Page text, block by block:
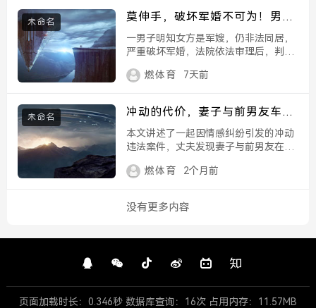
象破碎，等待在身后的往往不是鲜花与
掌声，而是冰冷...
未命名
莫伸手，破坏军婚不可为！男子
明知女方是军嫂仍同居，最终获
刑两年，男子明知女方是军嫂仍
一男子明知女方是军嫂，仍非法同居，
严重破坏军婚，法院依法审理后，判处
破坏军婚属于违法行为，法律红线不可
将受到严惩。...
燃体育 7天前
未命名
冲动的代价，妻子与前男友车内
共眠，丈夫怒砸车窗为何反获
刑？妻子与前男友车内共眠，丈
本文讲述了一起因情感纠纷引发的冲动
违法案件，丈夫发现妻子与前男友在车
车窗，这一暴力举动不仅未能妥善解决
代价，因涉嫌故意毁坏财物等被依法判
刑。，该事件深刻警示...
燃体育 2个月前
没有更多内容
页面加载时长：0.346秒 数据库查询：16次 占用内存：11.57MB